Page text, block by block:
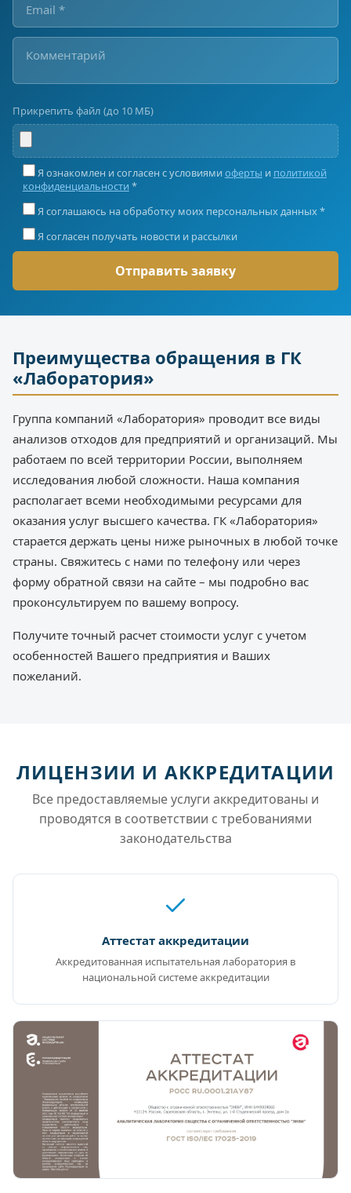
Прикрепить файл (до 10 МБ)
Я ознакомлен и согласен с условиями оферты и политикой
конфиденциальности *
Я соглашаюсь на обработку моих персональных данных *
Я согласен получать новости и рассылки
Преимущества обращения в ГК
«Лаборатория»
Группа компаний «Лаборатория» проводит все виды
анализов отходов для предприятий и организаций. Мы
работаем по всей территории России, выполняем
исследования любой сложности. Наша компания
располагает всеми необходимыми ресурсами для
оказания услуг высшего качества. ГК «Лаборатория»
старается держать цены ниже рыночных в любой точке
страны. Свяжитесь с нами по телефону или через
форму обратной связи на сайте – мы подробно вас
проконсультируем по вашему вопросу.
Получите точный расчет стоимости услуг с учетом
особенностей Вашего предприятия и Ваших
пожеланий.
ЛИЦЕНЗИИ И АККРЕДИТАЦИИ
Все предоставляемые услуги аккредитованы и
проводятся в соответствии с требованиями
законодательства
Аттестат аккредитации
Аккредитованная испытательная лаборатория в
национальной системе аккредитации